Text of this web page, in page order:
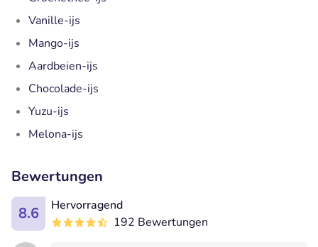
Vanille-ijs
Mango-ijs
Aardbeien-ijs
Chocolade-ijs
Yuzu-ijs
Melona-ijs
Bewertungen
8.6
Hervorragend
192 Bewertungen